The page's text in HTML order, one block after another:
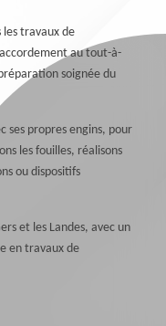
les travaux de
au tout-à-
soignée du
ses propres engins, pour
les fouilles, réalisons
ou dispositifs
et les Landes, avec un
en travaux de